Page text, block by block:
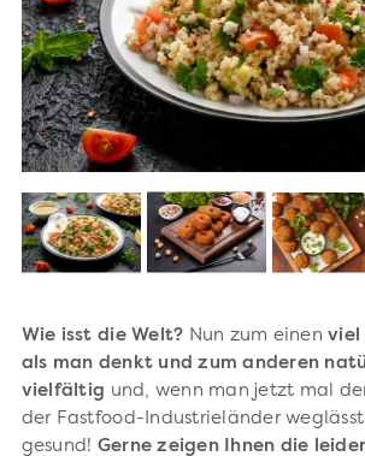
Wie isst die Welt? Nun zum einenviel
als man denkt und zum anderen
vielfältig und, wenn man jetzt mal
der Fastfood-Industrieländer
gesund! Gerne zeigen Ihnen die